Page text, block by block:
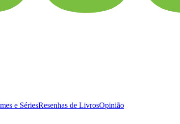
e SériesResenhas de LivrosOpinião